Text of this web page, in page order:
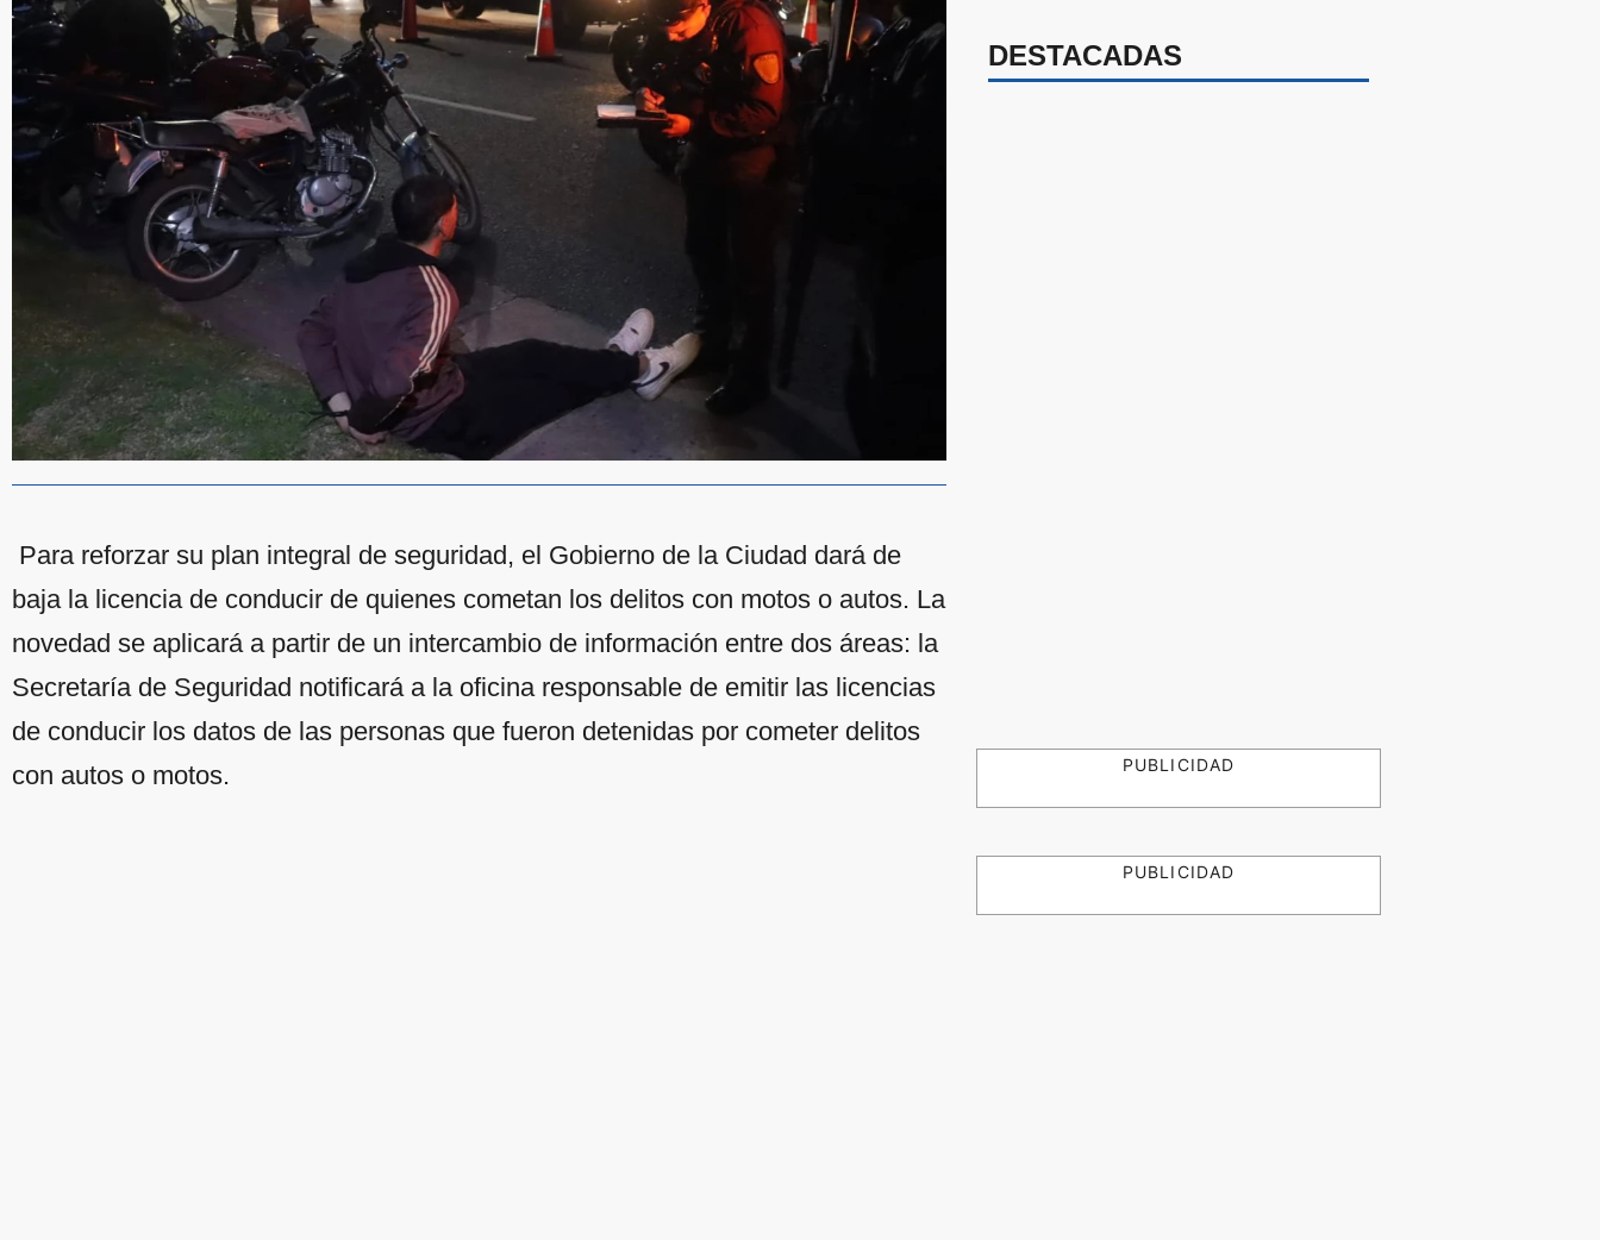
Para reforzar su plan integral de seguridad, el Gobierno de la Ciudad dará de
baja la licencia de conducir de quienes cometan los delitos con motos o autos. La
novedad se aplicará a partir de un intercambio de información entre dos áreas: la
Secretaría de Seguridad notificará a la oficina responsable de emitir las licencias
de conducir los datos de las personas que fueron detenidas por cometer delitos
con autos o motos.
DESTACADAS
PUBLICIDAD
PUBLICIDAD